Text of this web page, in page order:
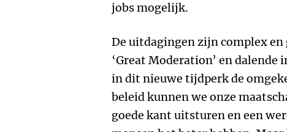
jobs mogelijk.
De uitdagingen zijn complex en
‘Great Moderation’ en
in dit nieuwe tijdperk de
beleid kunnen we onze
goede kant uitsturen en een